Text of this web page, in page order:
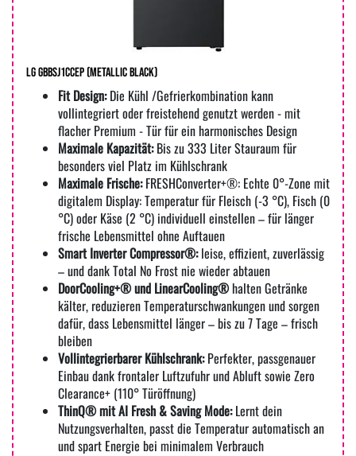
LG GBBSJ1CCEP (metallic black)
Fit Design:Die Kühl /Gefrierkombination kann
vollintegriert oder freistehend genutzt werden - mit
flacher Premium - Tür für ein harmonisches Design
Maximale Kapazität:Bis zu 333 Liter Stauraum für
besonders viel Platz im Kühlschrank
Maximale Frische:FRESHConverter+®: Echte 0°-Zone mit
digitalem Display: Temperatur für Fleisch (-3 °C), Fisch (0
°C) oder Käse (2 °C) individuell einstellen – für länger
frische Lebensmittel ohne Auftauen
Smart Inverter Compressor®:leise, effizient, zuverlässig
– und dank Total No Frost nie wieder abtauen
DoorCooling+® und LinearCooling® halten Getränke
kälter, reduzieren Temperaturschwankungen und sorgen
dafür, dass Lebensmittel länger – bis zu 7 Tage – frisch
bleiben
Vollintegrierbarer Kühlschrank:Perfekter, passgenauer
Einbau dank frontaler Luftzufuhr und Abluft sowie Zero
Clearance+ (110° Türöffnung)
ThinQ® mit AI Fresh & Saving Mode:Lernt dein
Nutzungsverhalten, passt die Temperatur automatisch an
und spart Energie bei minimalem Verbrauch